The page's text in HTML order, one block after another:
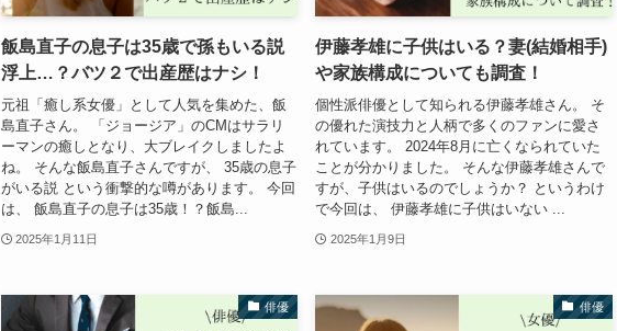
飯島直子の息子は35歳で孫もいる説
浮上…？バツ２で出産歴はナシ！
元祖「癒し系女優」として人気を集めた、飯
島直子さん。 「ジョージア」のCMはサラリ
ーマンの癒しとなり、大ブレイクしましたよ
ね。 そんな飯島直子さんですが、 35歳の息子
がいる説 という衝撃的な噂があります。 今回
は、 飯島直子の息子は35歳！？飯島...
2025年1月11日
伊藤孝雄に子供はいる？妻(結婚相手)
や家族構成についても調査！
個性派俳優として知られる伊藤孝雄さん。 そ
の優れた演技力と人柄で多くのファンに愛さ
れています。 2024年8月に亡くなられていた
ことが分かりました。 そんな伊藤孝雄さんで
すが、子供はいるのでしょうか？ というわけ
で今回は、 伊藤孝雄に子供はいない ...
2025年1月9日
俳優 俳優